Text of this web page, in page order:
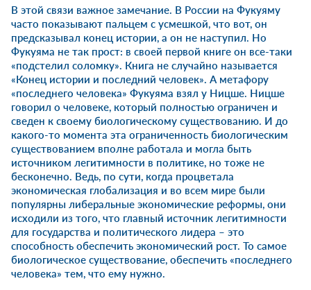
В этой связи важное замечание. В России на Фукуяму
часто показывают пальцем с усмешкой, что вот, он
предсказывал конец истории, а он не наступил. Но
Фукуяма не так прост: в своей первой книге он все-таки
«подстелил соломку». Книга не случайно называется
«Конец истории и последний человек». А метафору
«последнего человека» Фукуяма взял у Ницше. Ницше
говорил о человеке, который полностью ограничен и
сведен к своему биологическому существованию. И до
какого-то момента эта ограниченность биологическим
существованием вполне работала и могла быть
источником легитимности в политике, но тоже не
бесконечно. Ведь, по сути, когда процветала
экономическая глобализация и во всем мире были
популярны либеральные экономические реформы, они
исходили из того, что главный источник легитимности
для государства и политического лидера – это
способность обеспечить экономический рост. То самое
биологическое существование, обеспечить «последнего
человека» тем, что ему нужно.